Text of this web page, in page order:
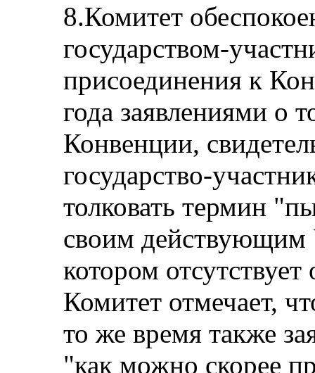
8.Комитет
государством-
присоединения к
года заявлениями о
Конвенции,
государство-
толковать термин
своим действующим
котором
Комитет отмечает,
то же время также
"как можно скорее